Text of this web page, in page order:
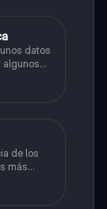
datos
algunos
que
de los
más